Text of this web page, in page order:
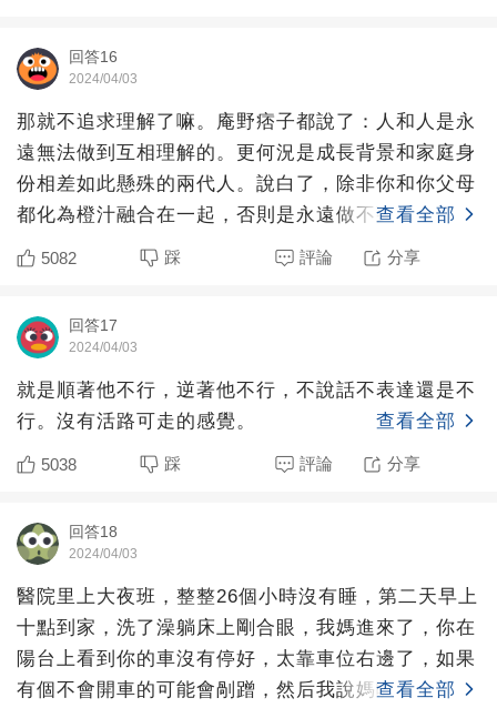
回答16
2024/04/03
那就不追求理解了嘛。庵野痞子都說了：人和人是永
遠無法做到互相理解的。更何況是成長背景和家庭身
份相差如此懸殊的兩代人。說白了，除非你和你父母
都化為橙汁融合在一起，否則是永遠做不到理解對方
的。人與人的理解
查看全部
5082 踩 評論 分享
回答17
2024/04/03
就是順著他不行，逆著他不行，不說話不表達還是不
行。沒有活路可走的感覺。
查看全部
5038 踩 評論 分享
回答18
2024/04/03
醫院里上大夜班，整整26個小時沒有睡，第二天早上
十點到家，洗了澡躺床上剛合眼，我媽進來了，你在
陽台上看到你的車沒有停好，太靠車位右邊了，如果
有個不會開車的可能會剮蹭，然后我說媽哪有那麼多
查看全部